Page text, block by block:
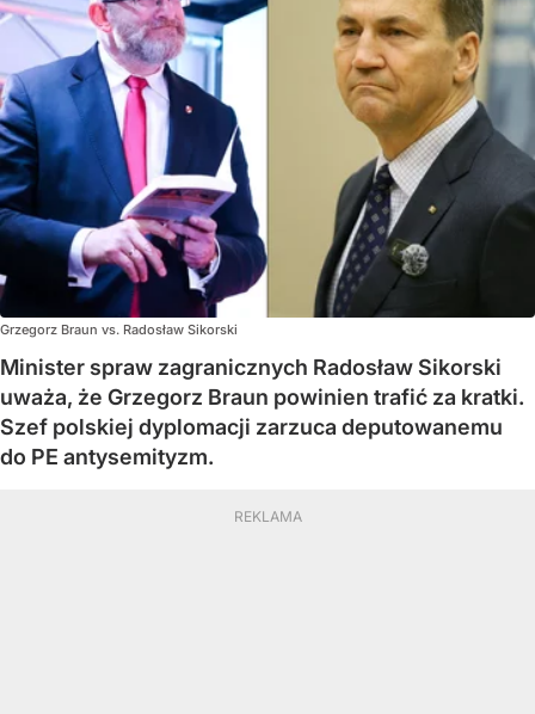
Grzegorz Braun vs. Radosław Sikorski
Minister spraw zagranicznych Radosław Sikorski
uważa, że Grzegorz Braun powinien trafić za kratki.
Szef polskiej dyplomacji zarzuca deputowanemu
do PE antysemityzm.